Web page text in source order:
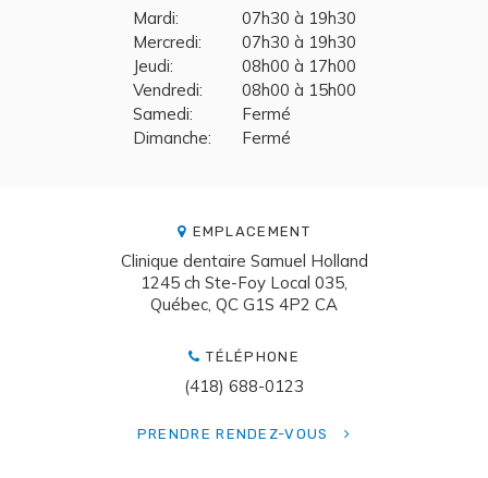
Mardi:
07h30 à 19h30
Mercredi:
07h30 à 19h30
Jeudi:
08h00 à 17h00
Vendredi:
08h00 à 15h00
Samedi:
Fermé
Dimanche:
Fermé
EMPLACEMENT
Clinique dentaire Samuel Holland
1245 ch Ste-Foy Local 035
Québec QC G1S 4P2 CA
TÉLÉPHONE
(418) 688-0123
PRENDRE RENDEZ-VOUS